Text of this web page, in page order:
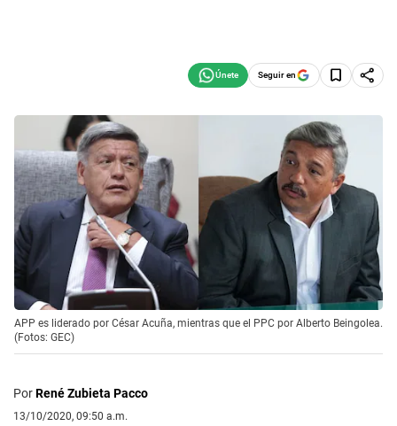
Seguir en
APP es liderado por César Acuña, mientras que el PPC por Alberto Beingolea.
(Fotos: GEC)
PorRené Zubieta Pacco
13/10/2020, 09:50 a.m.